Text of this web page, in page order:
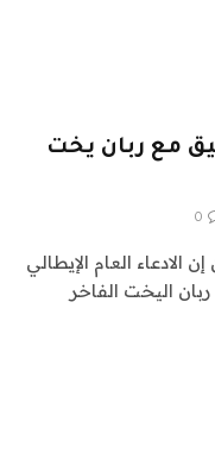
مع ربان يخت
0
الادعاء العام الإيطالي
اليخت الفاخر